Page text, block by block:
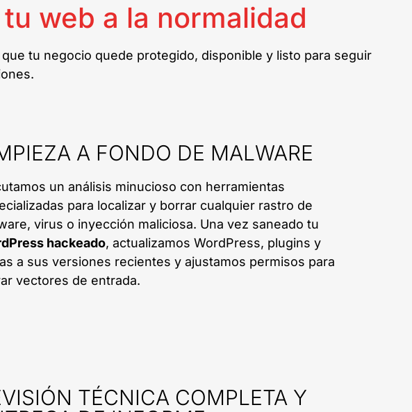
web a la normalidad
tu negocio quede protegido, disponible y listo para seguir
A FONDO DE MALWARE
un análisis minucioso con herramientas
para localizar y borrar cualquier rastro de
virus o inyección maliciosa. Una vez saneado tu
hackeado, actualizamos WordPress, plugins y
a sus versiones recientes y ajustamos permisos para
vectores de entrada.
TÉCNICA COMPLETA Y